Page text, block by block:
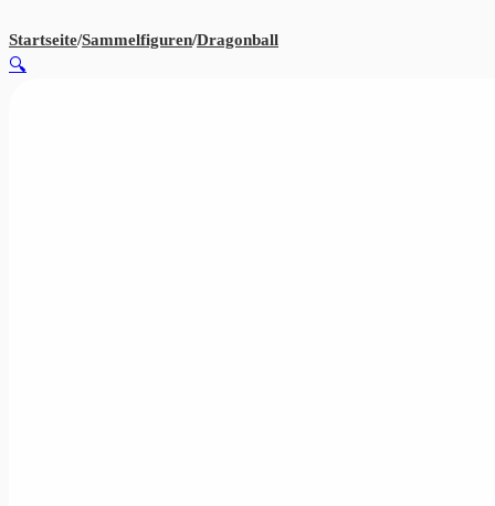
Startseite/Sammelfiguren/Dragonball
🔍